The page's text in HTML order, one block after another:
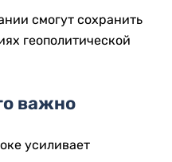
смогут сохранить
геополитической
важно
усиливает